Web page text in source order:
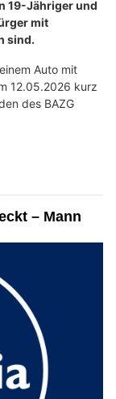
19-Jähriger und
mit
sind.
Auto mit
12.05.2026 kurz
des BAZG
– Mann